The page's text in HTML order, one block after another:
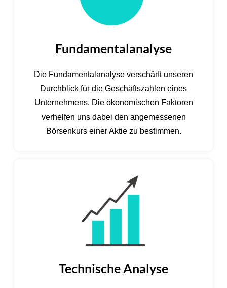
Fundamentalanalyse
Die Fundamentalanalyse verschärft unseren
Durchblick für die Geschäftszahlen eines
Unternehmens. Die ökonomischen Faktoren
verhelfen uns dabei den angemessenen
Börsenkurs einer Aktie zu bestimmen.
Technische Analyse